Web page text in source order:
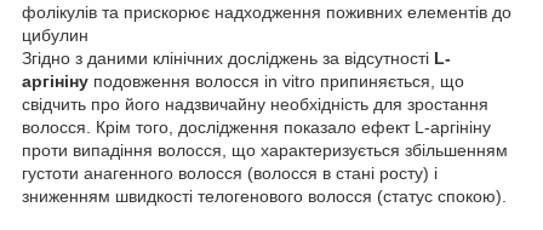
фолікулів та прискорює надходження поживних елементів до
цибулин
Згідно з даними клінічних досліджень за відсутності L-
аргініну подовження волосся in vitro припиняється, що
свідчить про його надзвичайну необхідність для зростання
волосся. Крім того, дослідження показало ефект L-аргініну
проти випадіння волосся, що характеризується збільшенням
густоти анагенного волосся (волосся в стані росту) і
зниженням швидкості телогенового волосся (статус спокою).